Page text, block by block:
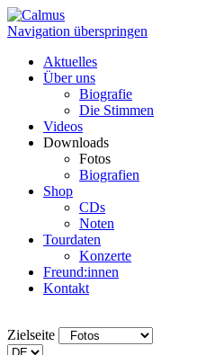
Navigation überspringen
Aktuelles
Über uns
Biografie
Die Stimmen
Videos
Downloads
Fotos
Biografien
Shop
CDs
Noten
Tourdaten
Konzerte
Freund:innen
Kontakt
Zielseite